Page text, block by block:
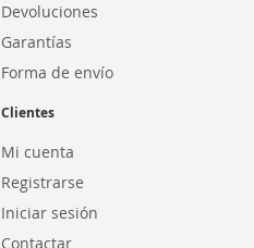
Devoluciones
Garantías
Forma de envío
Clientes
Mi cuenta
Registrarse
Iniciar sesión
Contactar